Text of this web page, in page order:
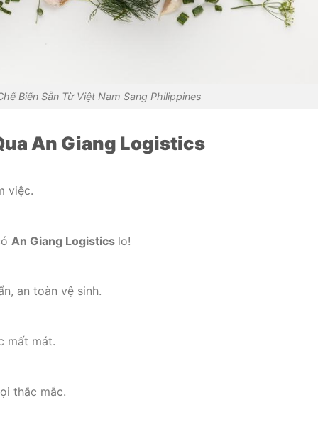
Biến Sẵn Từ Việt Nam Sang Philippines
An Giang Logistics
việc.
An Giang Logistics lo!
an toàn vệ sinh.
mất mát.
thắc mắc.